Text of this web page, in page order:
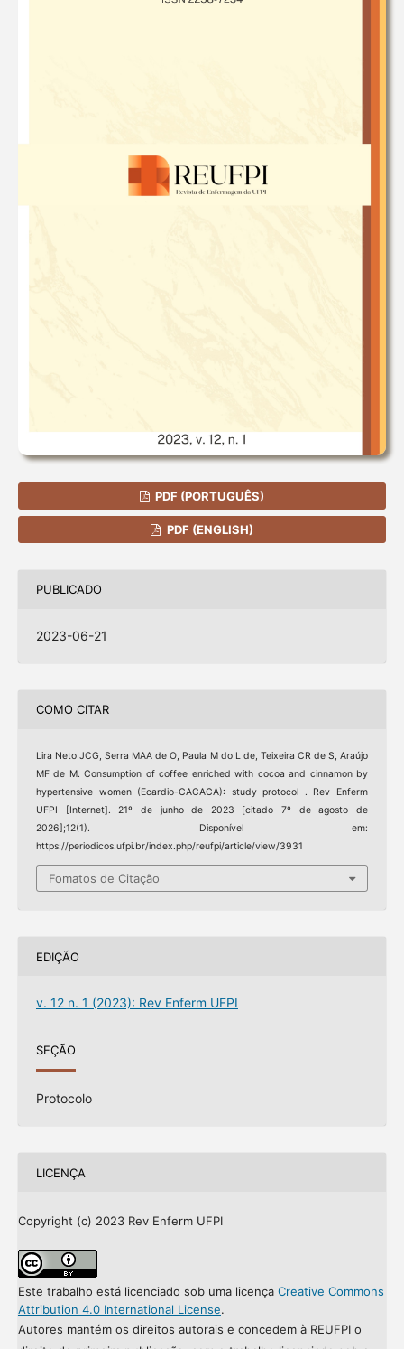
PDF (PORTUGUÊS)
PDF (ENGLISH)
PUBLICADO
2023-06-21
COMO CITAR
Lira Neto JCG, Serra MAA de O, Paula M do L de, Teixeira CR de S, Araújo
MF de M. Consumption of coffee enriched with cocoa and cinnamon by
hypertensive women (Ecardio-CACACA): study protocol . Rev Enferm
UFPI [Internet]. 21º de junho de 2023 [citado 7º de agosto de
2026];12(1). Disponível em:
https://periodicos.ufpi.br/index.php/reufpi/article/view/3931
Fomatos de Citação
EDIÇÃO
v. 12 n. 1 (2023): Rev Enferm UFPI
SEÇÃO
Protocolo
LICENÇA
Copyright (c) 2023 Rev Enferm UFPI
Este trabalho está licenciado sob uma licença Creative Commons
Attribution 4.0 International License.
Autores mantém os direitos autorais e concedem à REUFPI o